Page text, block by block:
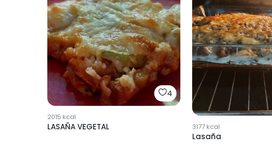
4
2015 kcal
LASAÑA VEGETAL 3177kcal
Lasaña